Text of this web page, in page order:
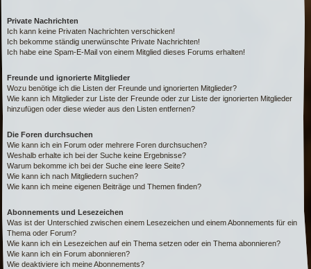
Private Nachrichten
Ich kann keine Privaten Nachrichten verschicken!
Ich bekomme ständig unerwünschte Private Nachrichten!
Ich habe eine Spam-E-Mail von einem Mitglied dieses Forums erhalten!
Freunde und ignorierte Mitglieder
Wozu benötige ich die Listen der Freunde und ignorierten Mitglieder?
Wie kann ich Mitglieder zur Liste der Freunde oder zur Liste der ignorierten Mitglieder
hinzufügen oder diese wieder aus den Listen entfernen?
Die Foren durchsuchen
Wie kann ich ein Forum oder mehrere Foren durchsuchen?
Weshalb erhalte ich bei der Suche keine Ergebnisse?
Warum bekomme ich bei der Suche eine leere Seite?
Wie kann ich nach Mitgliedern suchen?
Wie kann ich meine eigenen Beiträge und Themen finden?
Abonnements und Lesezeichen
Was ist der Unterschied zwischen einem Lesezeichen und einem Abonnements für ein
Thema oder Forum?
Wie kann ich ein Lesezeichen auf ein Thema setzen oder ein Thema abonnieren?
Wie kann ich ein Forum abonnieren?
Wie deaktiviere ich meine Abonnements?